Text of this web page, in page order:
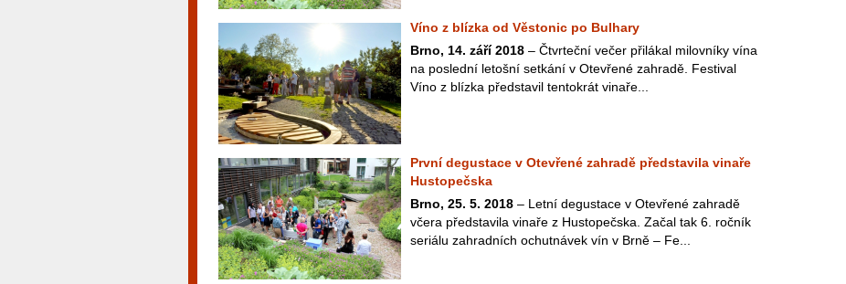
Víno z blízka od Věstonic po Bulhary
Brno, 14. září 2018 – Čtvrteční večer přilákal milovníky vína
na poslední letošní setkání v Otevřené zahradě. Festival
Víno z blízka představil tentokrát vinaře...
První degustace v Otevřené zahradě představila vinaře
Hustopečska
Brno, 25. 5. 2018 – Letní degustace v Otevřené zahradě
včera představila vinaře z Hustopečska. Začal tak 6. ročník
seriálu zahradních ochutnávek vín v Brně – Fe...